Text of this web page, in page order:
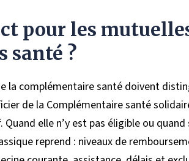
pour les
santé ?
la complémentaire santé doivent
de la Complémentaire santé
elle n’y est pas éligible ou
reprend : niveaux de